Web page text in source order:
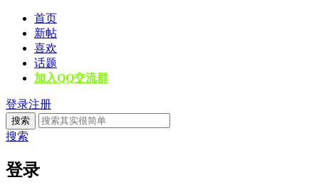
首页
新帖
喜欢
话题
加入QQ交流群
登录注册
搜索
搜索
登录